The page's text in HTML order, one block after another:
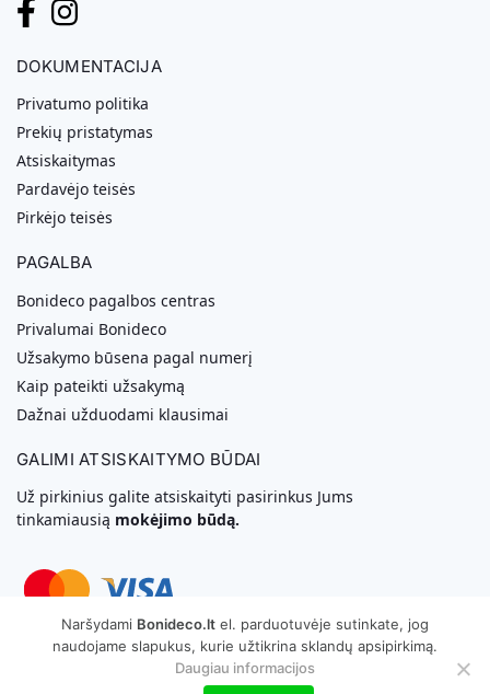
DOKUMENTACIJA
Privatumo politika
Prekių pristatymas
Atsiskaitymas
Pardavėjo teisės
Pirkėjo teisės
PAGALBA
Bonideco pagalbos centras
Privalumai Bonideco
Užsakymo būsena pagal numerį
Kaip pateikti užsakymą
Dažnai užduodami klausimai
GALIMI ATSISKAITYMO BŪDAI
Už pirkinius galite atsiskaityti pasirinkus Jums
tinkamiausią mokėjimo būdą.
Svetainių Kūrimas
Naršydami Bonideco.lt el. parduotuvėje sutinkate, jog
naudojame slapukus, kurie užtikrina sklandų apsipirkimą.
Daugiau informacijos